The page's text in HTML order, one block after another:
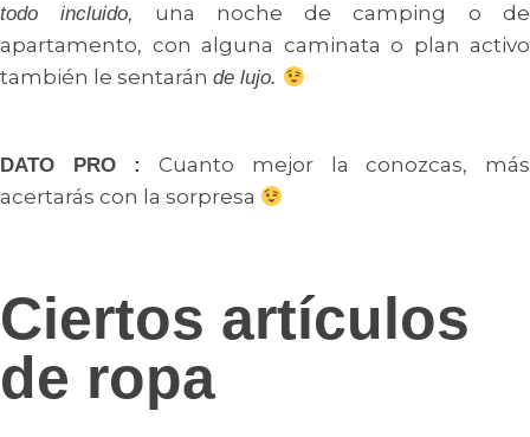
todo incluido, una noche de camping o de
apartamento, con alguna caminata o plan activo
también le sentarán de lujo.
DATO PRO :
Cuanto mejor la conozcas, más
acertarás con la sorpresa
Ciertos artículos
de ropa